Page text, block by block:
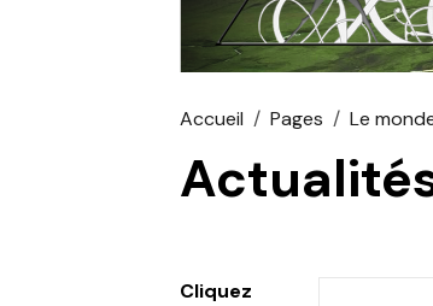
Accueil Pages Le
Cliquez